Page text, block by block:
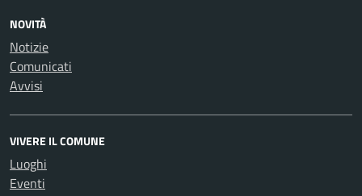
NOVITÀ
Notizie
Comunicati
Avvisi
VIVERE IL COMUNE
Luoghi
Eventi